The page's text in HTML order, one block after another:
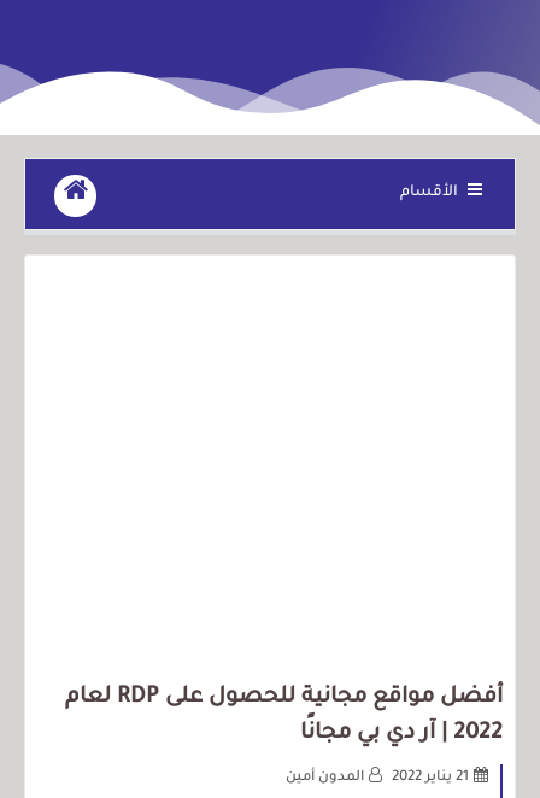
الأقسام
أفضل مواقع مجانية للحصول على RDP لعام
2022 | آر دي بي مجانًا
21 يناير 2022 المدون أمين